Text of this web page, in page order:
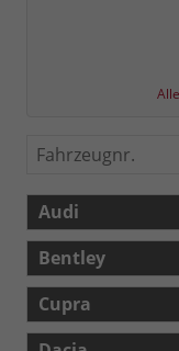
Fahrzeugnr.
Audi
Bentley
Cupra